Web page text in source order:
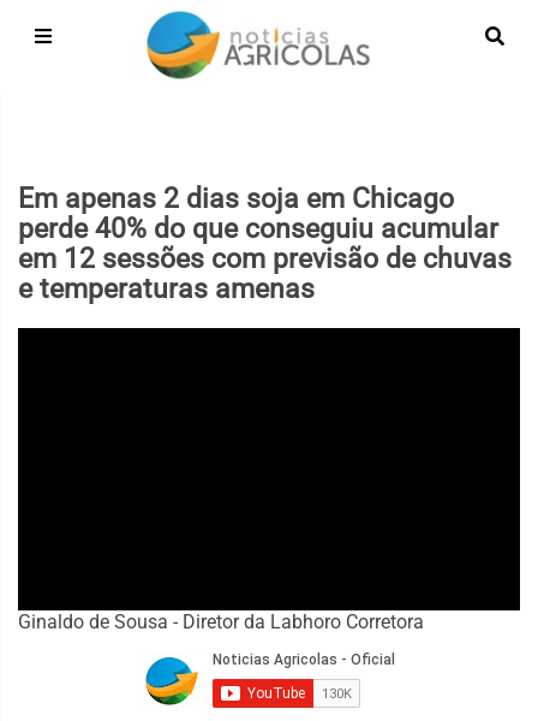
Em apenas 2 dias soja em Chicago
perde 40% do que conseguiu acumular
em 12 sessões com previsão de chuvas
e temperaturas amenas
Ginaldo de Sousa - Diretor da Labhoro Corretora